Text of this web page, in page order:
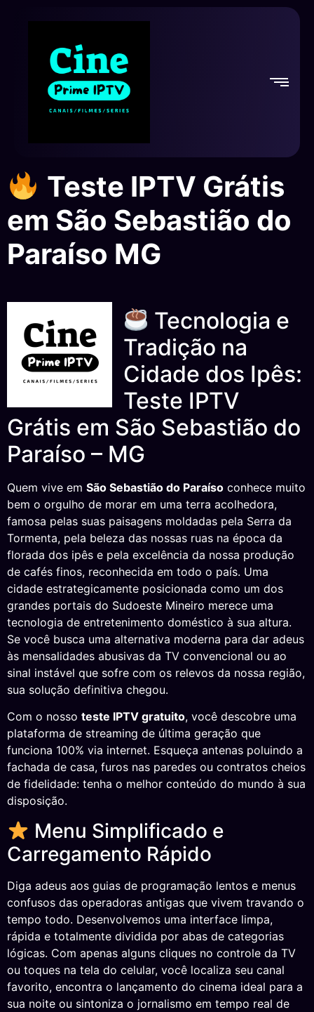
Teste IPTV Grátis
em São Sebastião do
Paraíso MG
Tecnologia e
Tradição na
Cidade dos Ipês:
Teste IPTV
Grátis em São Sebastião do
Paraíso – MG
Quem vive em São Sebastião do Paraíso conhece muito
bem o orgulho de morar em uma terra acolhedora,
famosa pelas suas paisagens moldadas pela Serra da
Tormenta, pela beleza das nossas ruas na época da
florada dos ipês e pela excelência da nossa produção
de cafés finos, reconhecida em todo o país. Uma
cidade estrategicamente posicionada como um dos
grandes portais do Sudoeste Mineiro merece uma
tecnologia de entretenimento doméstico à sua altura.
Se você busca uma alternativa moderna para dar adeus
às mensalidades abusivas da TV convencional ou ao
sinal instável que sofre com os relevos da nossa região,
sua solução definitiva chegou.
Com o nosso teste IPTV gratuito, você descobre uma
plataforma de streaming de última geração que
funciona 100% via internet. Esqueça antenas poluindo a
fachada de casa, furos nas paredes ou contratos cheios
de fidelidade: tenha o melhor conteúdo do mundo à sua
disposição.
Menu Simplificado e
Carregamento Rápido
Diga adeus aos guias de programação lentos e menus
confusos das operadoras antigas que vivem travando o
tempo todo. Desenvolvemos uma interface limpa,
rápida e totalmente dividida por abas de categorias
lógicas. Com apenas alguns cliques no controle da TV
ou toques na tela do celular, você localiza seu canal
favorito, encontra o lançamento do cinema ideal para a
sua noite ou sintoniza o jornalismo em tempo real de